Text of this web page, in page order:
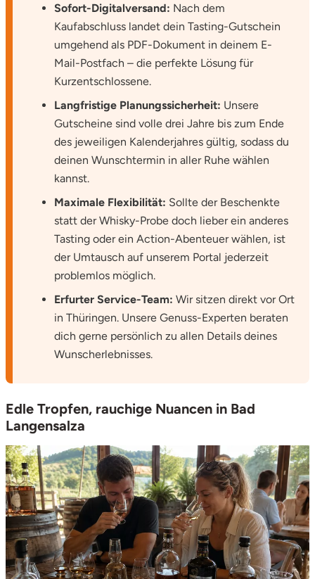
Sofort-Digitalversand: Nach dem
Kaufabschluss landet dein Tasting-Gutschein
umgehend als PDF-Dokument in deinem E-
Mail-Postfach – die perfekte Lösung für
Kurzentschlossene.
Langfristige Planungssicherheit: Unsere
Gutscheine sind volle drei Jahre bis zum Ende
des jeweiligen Kalenderjahres gültig, sodass du
deinen Wunschtermin in aller Ruhe wählen
kannst.
Maximale Flexibilität: Sollte der Beschenkte
statt der Whisky-Probe doch lieber ein anderes
Tasting oder ein Action-Abenteuer wählen, ist
der Umtausch auf unserem Portal jederzeit
problemlos möglich.
Erfurter Service-Team: Wir sitzen direkt vor Ort
in Thüringen. Unsere Genuss-Experten beraten
dich gerne persönlich zu allen Details deines
Wunscherlebnisses.
Edle Tropfen, rauchige Nuancen in Bad
Langensalza